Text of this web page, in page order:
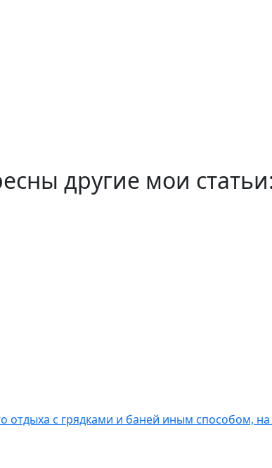
другие мои
с грядками и баней иным способом,